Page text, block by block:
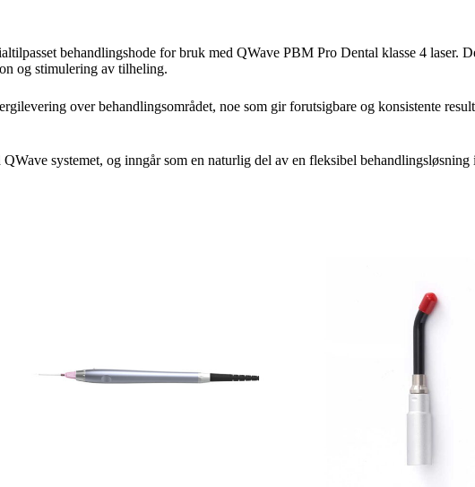
behandlingshode for bruk med QWave PBM Pro Dental klasse 4
og stimulering av tilheling.
over behandlingsområdet, noe som gir forutsigbare og konsistente
systemet, og inngår som en naturlig del av en fleksibel